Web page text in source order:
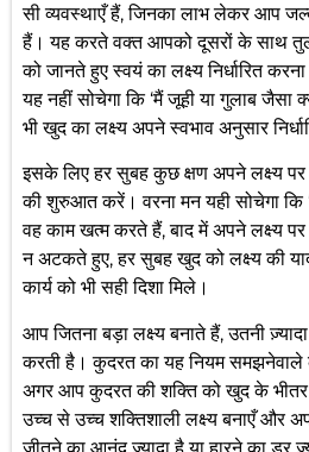
सी व्यवस्थाएँ हैं, जिनका लाभ लेकर आप
हैं। यह करते वक्त आपको दूसरों के साथ
को जानते हुए स्वयं का लक्ष्य निर्धारित
यह नहीं सोचेगा कि ‘मैं जूही या गुलाब जैसा
भी खुद का लक्ष्य अपने स्वभाव अनुसार
इसके लिए हर सुबह कुछ क्षण अपने लक्ष्य पर
की शुरुआत करें। वरना मन यही सोचेगा कि
वह काम खत्म करते हैं, बाद में अपने लक्ष्य
न अटकते हुए, हर सुबह खुद को लक्ष्य की
कार्य को भी सही दिशा मिले।
आप जितना बड़ा लक्ष्य बनाते हैं, उतनी
करती है। कुदरत का यह नियम समझनेवाले
अगर आप कुदरत की शक्ति को खुद के
उच्च से उच्च शक्तिशाली लक्ष्य बनाएँ और
जीतने का आनंद ज़्यादा है या हारने का डर